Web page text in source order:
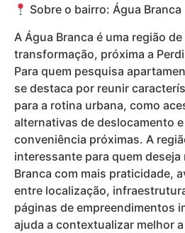
Sobre o bairro: Água Branca
A Água Branca é uma região de
transformação, próxima a
Para quem pesquisa
se destaca por reunir
para a rotina urbana, como
alternativas de deslocamento
conveniência próximas. A
interessante para quem deseja
Branca com mais praticidade,
entre localização,
páginas de empreendimentos
ajuda a contextualizar melhor